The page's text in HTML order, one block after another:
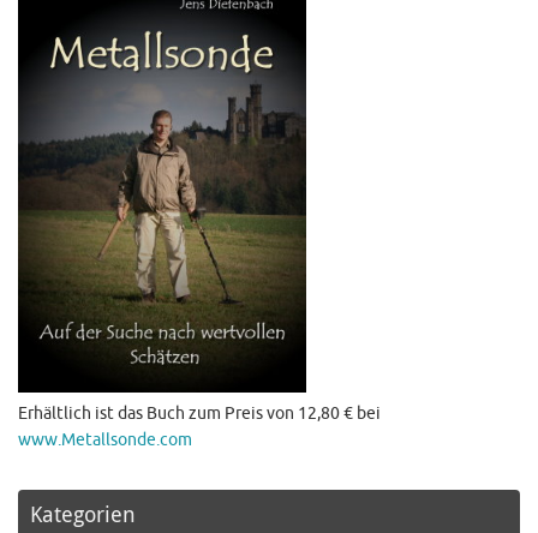
Erhältlich ist das Buch zum Preis von 12,80 € bei
www.Metallsonde.com
Kategorien